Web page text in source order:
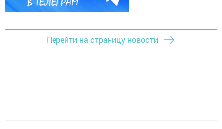
Перейти на страницу новости